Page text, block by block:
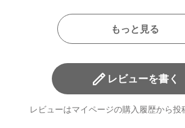
レビューを書く
レビューはマイページの購入履歴から投